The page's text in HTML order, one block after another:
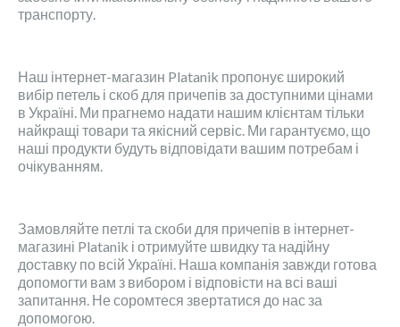
транспорту.
Наш інтернет-магазин Platanik пропонує широкий
вибір петель і скоб для причепів за доступними цінами
в Україні. Ми прагнемо надати нашим клієнтам тільки
найкращі товари та якісний сервіс. Ми гарантуємо, що
наші продукти будуть відповідати вашим потребам і
очікуванням.
Замовляйте петлі та скоби для причепів в інтернет-
магазині Platanik і отримуйте швидку та надійну
доставку по всій Україні. Наша компанія завжди готова
допомогти вам з вибором і відповісти на всі ваші
запитання. Не соромтеся звертатися до нас за
допомогою.